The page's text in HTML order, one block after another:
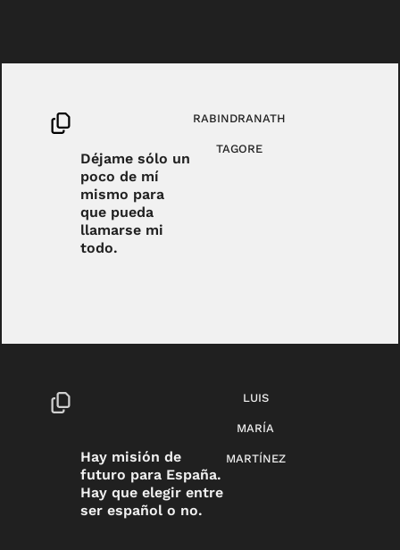
Déjame sólo un
poco de mí
mismo para
que pueda
llamarse mi
todo.
RABINDRANATH
TAGORE
Hay misión de
futuro para España.
Hay que elegir entre
ser español o no.
LUIS
MARÍA
MARTÍNEZ